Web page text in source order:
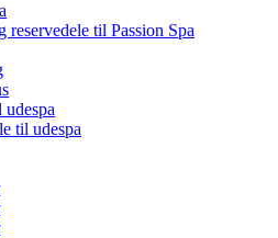
reservedele til Passion Spa
til udespa